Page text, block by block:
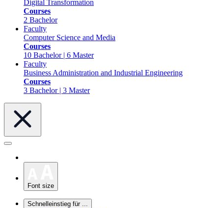
Digital Transformation
Courses
2 Bachelor
Faculty
Computer Science and Media
Courses
10 Bachelor | 6 Master
Faculty
Business Administration and Industrial Engineering
Courses
3 Bachelor | 3 Master
Font size
Schnelleinstieg für ...